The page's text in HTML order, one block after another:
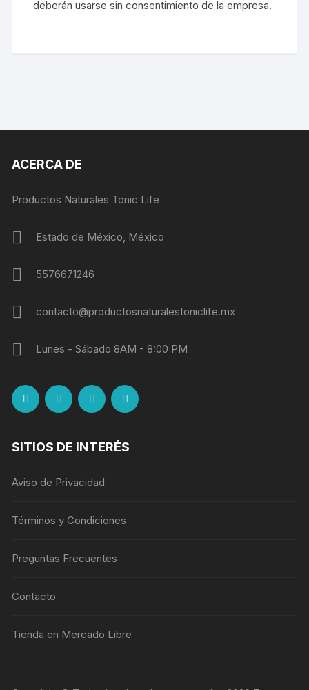
deberán usarse sin consentimiento de la empresa.
ACERCA DE
Productos Naturales Tonic Life
Estado de México, México
5576671246
contacto@productosnaturalestoniclife.mx
Lunes - Sábado 8AM - 8:00 PM
SITIOS DE INTERÉS
Aviso de Privacidad
Términos y Condiciones
Preguntas Frecuentes
Contacto
Tienda en Mercado Libre